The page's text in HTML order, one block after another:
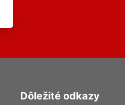
Dôležité odkazy